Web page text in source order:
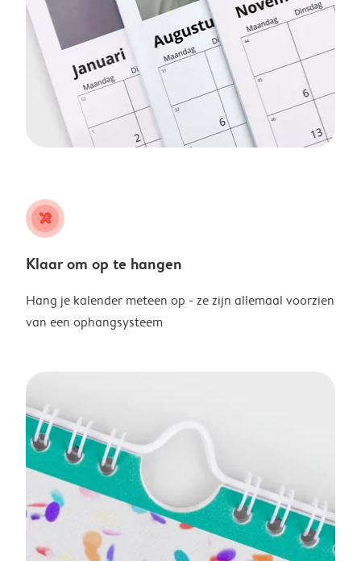
tools
Klaar om op te hangen
Hang je kalender meteen op - ze zijn allemaal voorzien
van een ophangsysteem